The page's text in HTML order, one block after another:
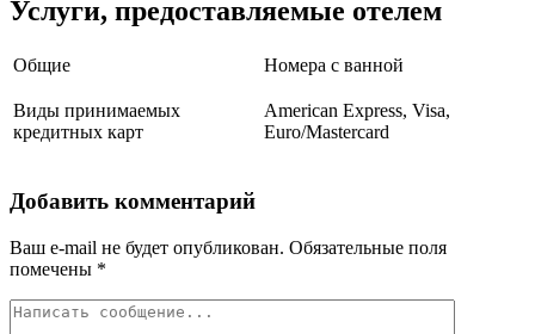
Услуги, предоставляемые отелем
Общие Номера с ванной
Виды принимаемых
кредитных карт
American Express, Visa,
Euro/Mastercard
Добавить комментарий
Ваш e-mail не будет опубликован. Обязательные поля
помечены *